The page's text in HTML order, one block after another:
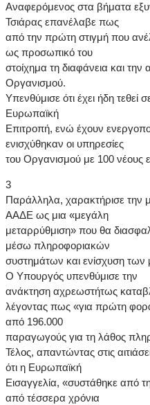
Αναφερόμενος στα βήματα
Τσιάρας επανέλαβε πως
από την πρώτη στιγμή που
ως προσωπικό του
στοίχημα τη διαφάνεια και την
Οργανισμού.
Υπενθύμισε ότι έχει ήδη
Ευρωπαϊκή
Επιτροπή, ενώ έχουν
ενισχύθηκαν οι υπηρεσίες
του Οργανισμού με 100 νέους
3
Παράλληλα, χαρακτήρισε
ΑΑΔΕ ως μια «μεγάλη
μεταρρύθμιση» που θα
μέσω πληροφοριακών
συστημάτων και ενίσχυση
Ο Υπουργός υπενθύμισε την
ανάκτηση αχρεωστήτως
λέγοντας πως «για πρώτη
από 196.000
παραγωγούς για τη λάθος
Τέλος, απαντώντας στις
ότι η Ευρωπαϊκή
Εισαγγελία, «συστάθηκε από
από τέσσερα χρόνια